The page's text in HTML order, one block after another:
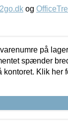
og
på
spænder
kontoret. Klik her